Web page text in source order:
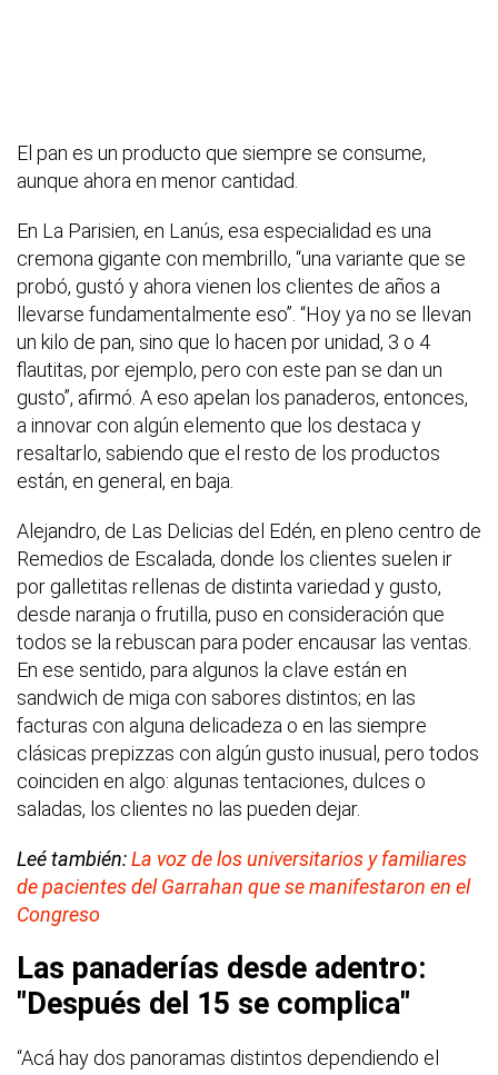
El pan es un producto que siempre se consume,
aunque ahora en menor cantidad.
En La Parisien, en Lanús, esa especialidad es una
cremona gigante con membrillo, “una variante que se
probó, gustó y ahora vienen los clientes de años a
llevarse fundamentalmente eso”. “Hoy ya no se llevan
un kilo de pan, sino que lo hacen por unidad, 3 o 4
flautitas, por ejemplo, pero con este pan se dan un
gusto”, afirmó. A eso apelan los panaderos, entonces,
a innovar con algún elemento que los destaca y
resaltarlo, sabiendo que el resto de los productos
están, en general, en baja.
Alejandro, de Las Delicias del Edén, en pleno centro de
Remedios de Escalada, donde los clientes suelen ir
por galletitas rellenas de distinta variedad y gusto,
desde naranja o frutilla, puso en consideración que
todos se la rebuscan para poder encausar las ventas.
En ese sentido, para algunos la clave están en
sandwich de miga con sabores distintos; en las
facturas con alguna delicadeza o en las siempre
clásicas prepizzas con algún gusto inusual, pero todos
coinciden en algo: algunas tentaciones, dulces o
saladas, los clientes no las pueden dejar.
Leé también:La voz de los universitarios y familiares
de pacientes del Garrahan que se manifestaron en el
Congreso
Las panaderías desde adentro:
"Después del 15 se complica"
“Acá hay dos panoramas distintos dependiendo el